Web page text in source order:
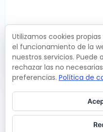
Utilizamos cookies
el funcionamiento de la
nuestros servicios. Puede
rechazar las no
preferencias. Política de